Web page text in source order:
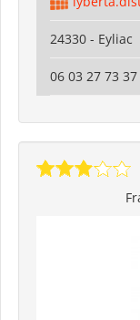
24330 - Eyliac
06 03 27 73 37